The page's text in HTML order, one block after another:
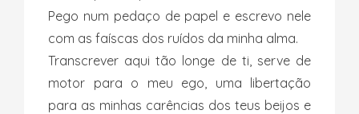
Pego num pedaço de papel e escrevo nele
com as faíscas dos ruídos da minha alma.
Transcrever aqui tão longe de ti, serve de
motor para o meu ego, uma libertação
para as minhas carências dos teus beijos e